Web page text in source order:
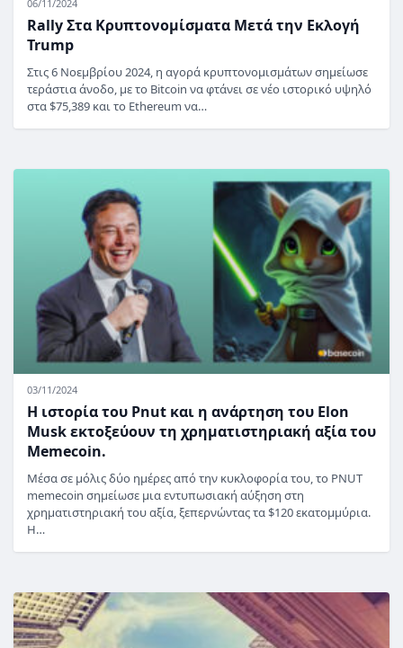
06/11/2024
Rally Στα Κρυπτονομίσματα Μετά την Εκλογή
Trump
Στις 6 Νοεμβρίου 2024, η αγορά κρυπτονομισμάτων σημείωσε
τεράστια άνοδο, με το Bitcoin να φτάνει σε νέο ιστορικό υψηλό
στα $75,389 και το Ethereum να…
03/11/2024
Η ιστορία του Pnut και η ανάρτηση του Elon
Musk εκτοξεύουν τη χρηματιστηριακή αξία του
Memecoin.
Μέσα σε μόλις δύο ημέρες από την κυκλοφορία του, το PNUT
memecoin σημείωσε μια εντυπωσιακή αύξηση στη
χρηματιστηριακή του αξία, ξεπερνώντας τα $120 εκατομμύρια.
Η…